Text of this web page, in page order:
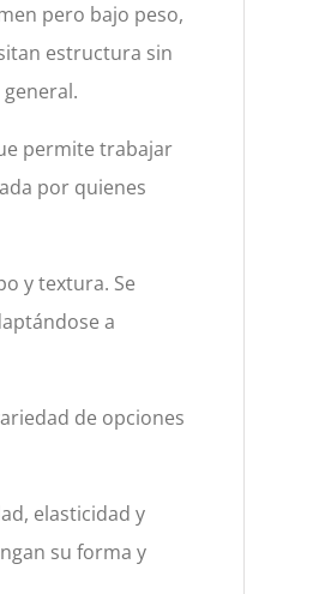
pero bajo peso,
estructura sin
permite trabajar
por quienes
y textura. Se
a
de opciones
elasticidad y
su forma y